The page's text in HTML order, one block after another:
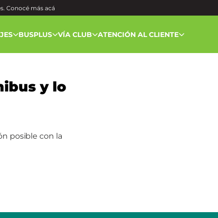
Conocé másacá
BUSPLUS VÍA CLUB ATENCIÓN AL CLIENTE
y lo
posible con la